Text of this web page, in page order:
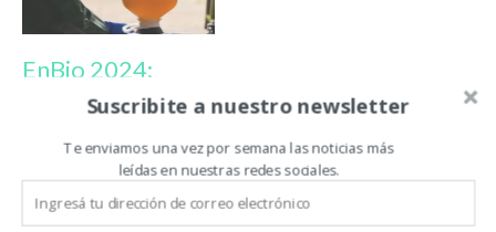
EnBio 2024:
¿Hace falta
receta
agronómica para
recomendar y
aplicar
biológicos?
Suscribite a nuestro newsletter
Te enviamos una vez por semana las noticias más
leídas en nuestras redes sociales.